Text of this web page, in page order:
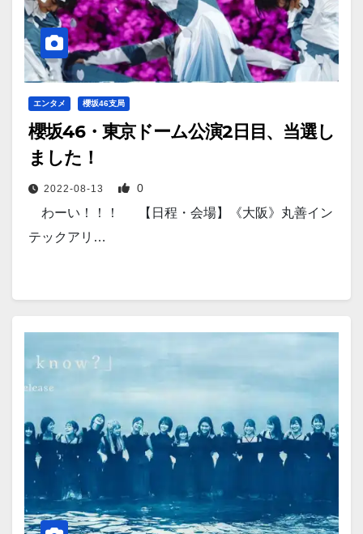
エンタメ 櫻坂46支局
櫻坂46・東京ドーム公演2日目、当選し
ました！
2022-08-13 0
わーい！！！ 【日程・会場】《大阪》丸善イン
テックアリ…